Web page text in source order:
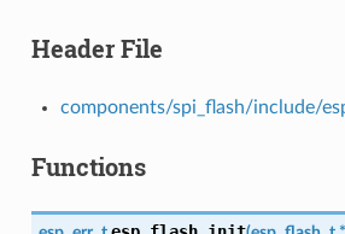
Header File
components/spi_flash/include/
Functions